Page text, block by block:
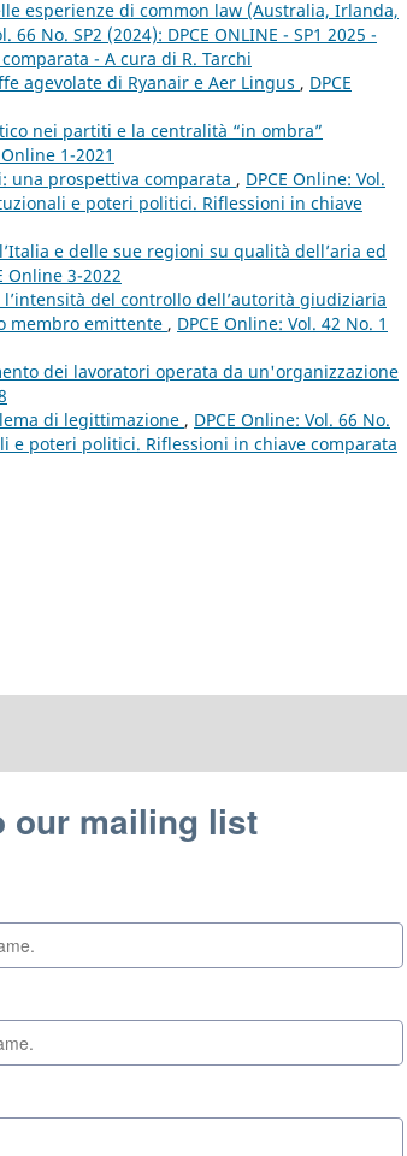
esperienze di common law (Australia, Irlanda,
66 No. SP2 (2024): DPCE ONLINE - SP1 2025 -
- A cura di R. Tarchi
agevolate di Ryanair e Aer Lingus , DPCE
nei partiti e la centralità “in ombra”
1-2021
una prospettiva comparata , DPCE Online: Vol.
e poteri politici. Riflessioni in chiave
e delle sue regioni su qualità dell’aria ed
Online 3-2022
del controllo dell’autorità giudiziaria
membro emittente , DPCE Online: Vol. 42 No. 1
dei lavoratori operata da un'organizzazione
di legittimazione , DPCE Online: Vol. 66 No.
e poteri politici. Riflessioni in chiave comparata